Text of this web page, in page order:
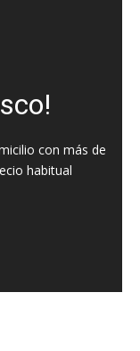
con más de
habitual